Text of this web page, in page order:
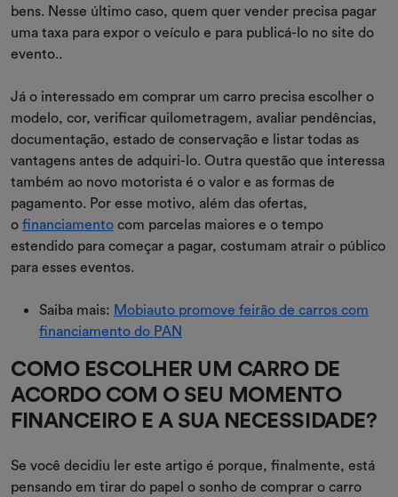
bens. Nesse último caso, quem quer vender precisa pagar
uma taxa para expor o veículo e para publicá-lo no site do
evento..
Já o interessado em comprar um carro precisa escolher o
modelo, cor, verificar quilometragem, avaliar pendências,
documentação, estado de conservação e listar todas as
vantagens antes de adquiri-lo. Outra questão que interessa
também ao novo motorista é o valor e as formas de
pagamento. Por esse motivo, além das ofertas,
o financiamento com parcelas maiores e o tempo
estendido para começar a pagar, costumam atrair o público
para esses eventos.
Saiba mais: Mobiauto promove feirão de carros com
financiamento do PAN
COMO ESCOLHER UM CARRO DE
ACORDO COM O SEU MOMENTO
FINANCEIRO E A SUA NECESSIDADE?
Se você decidiu ler este artigo é porque, finalmente, está
pensando em tirar do papel o sonho de comprar o carro